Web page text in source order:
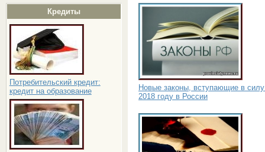
Кредиты
Потребительский кредит:
кредит на образование
Новые законы, вступающие в
2018 году в России